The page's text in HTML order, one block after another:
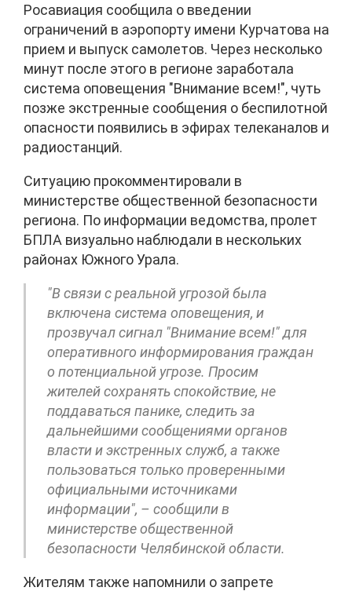
Росавиация сообщила о введении
ограничений в аэропорту имени Курчатова на
прием и выпуск самолетов. Через несколько
минут после этого в регионе заработала
система оповещения "Внимание всем!", чуть
позже экстренные сообщения о беспилотной
опасности появились в эфирах телеканалов и
радиостанций.
Ситуацию прокомментировали в
министерстве общественной безопасности
региона. По информации ведомства, пролет
БПЛА визуально наблюдали в нескольких
районах Южного Урала.
"В связи с реальной угрозой была
включена система оповещения, и
прозвучал сигнал "Внимание всем!" для
оперативного информирования граждан
о потенциальной угрозе. Просим
жителей сохранять спокойствие, не
поддаваться панике, следить за
дальнейшими сообщениями органов
власти и экстренных служб, а также
пользоваться только проверенными
официальными источниками
информации", – сообщили в
министерстве общественной
безопасности Челябинской области.
Жителям также напомнили о запрете